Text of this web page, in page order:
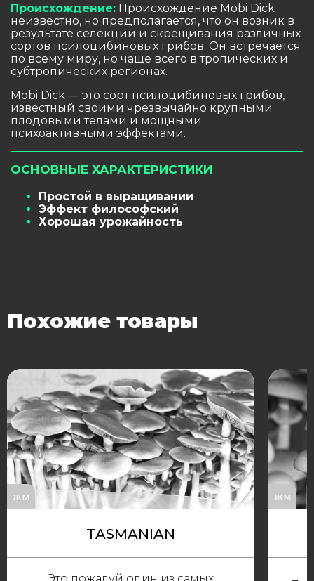
Происхождение: Происхождение Mobi Dick
неизвестно, но предполагается, что он возник в
результате селекции и скрещивания различных
сортов псилоцибиновых грибов. Он встречается
по всему миру, но чаще всего в тропических и
субтропических регионах.
Mobi Dick — это сорт псилоцибиновых грибов,
известный своими чрезвычайно крупными
плодовыми телами и мощными
психоактивными эффектами.
ОСНОВНЫЕ ХАРАКТЕРИСТИКИ
Простой в выращивании
Эффект философский
Хорошая урожайность
Похожие товары
жм
TASMANIAN
жм